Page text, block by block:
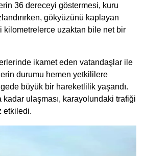
36 dereceyi göstermesi, kuru
gökyüzünü kaplayan
kilometrelerce uzaktan bile net bir
ikamet eden vatandaşlar ile
durumu hemen yetkililere
büyük bir hareketlilik yaşandı.
kadar ulaşması, karayolundaki trafiği
etkiledi.